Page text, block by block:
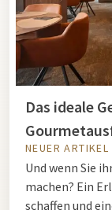
Das ideale
NEUER ARTIKEL
Und wenn Sie
machen? Ein
schaffen und